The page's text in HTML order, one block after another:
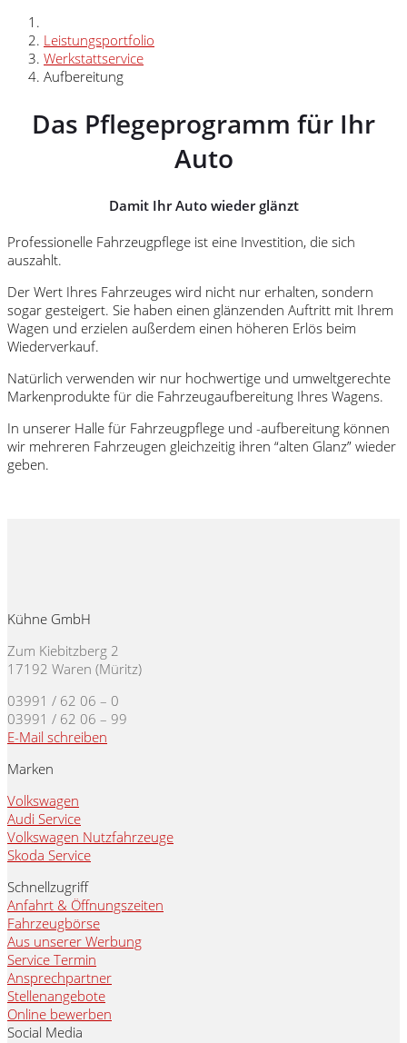
Leistungsportfolio
Werkstattservice
Aufbereitung
Das Pflegeprogramm für Ihr
Auto
Damit Ihr Auto wieder glänzt
Professionelle Fahrzeugpflege ist eine Investition, die sich
auszahlt.
Der Wert Ihres Fahrzeuges wird nicht nur erhalten, sondern
sogar gesteigert. Sie haben einen glänzenden Auftritt mit Ihrem
Wagen und erzielen außerdem einen höheren Erlös beim
Wiederverkauf.
Natürlich verwenden wir nur hochwertige und umweltgerechte
Markenprodukte für die Fahrzeugaufbereitung Ihres Wagens.
In unserer Halle für Fahrzeugpflege und -aufbereitung können
wir mehreren Fahrzeugen gleichzeitig ihren “alten Glanz” wieder
geben.
Kühne GmbH
Zum Kiebitzberg 2
17192 Waren (Müritz)
03991 / 62 06 – 0
03991 / 62 06 – 99
E-Mail schreiben
Marken
Volkswagen
Audi Service
Volkswagen Nutzfahrzeuge
Skoda Service
Schnellzugriff
Anfahrt & Öffnungszeiten
Fahrzeugbörse
Aus unserer Werbung
Service Termin
Ansprechpartner
Stellenangebote
Online bewerben
Social Media